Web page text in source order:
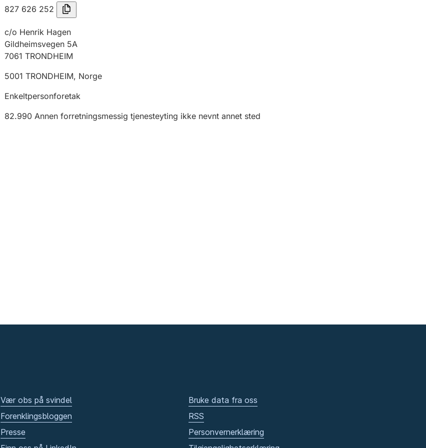
827 626 252
c/o Henrik Hagen
Gildheimsvegen 5A
7061 TRONDHEIM
5001 TRONDHEIM, Norge
Enkeltpersonforetak
82.990 Annen forretningsmessig tjenesteyting ikke nevnt annet sted
Vær obs på svindel
Forenklingsbloggen
Presse
Bruke data fra oss
RSS
Personvernerklæring